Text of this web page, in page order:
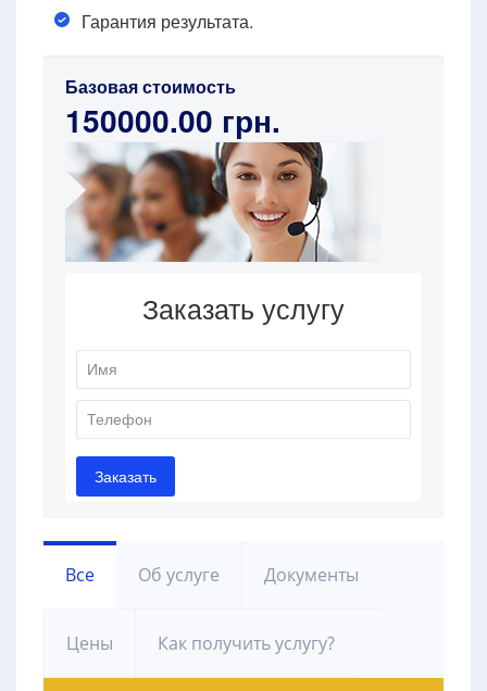
Гарантия результата.
Базовая стоимость
150000.00 грн.
Все Об услуге Документы
Цены Как получить услугу?